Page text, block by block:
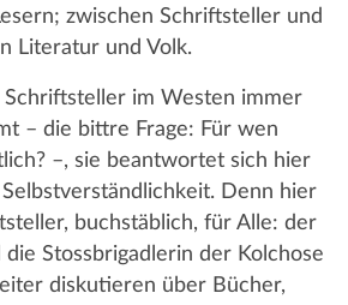
zwischen Schriftsteller und
Literatur und Volk.
Schriftsteller im Westen immer
– die bittre Frage: Für wen
–, sie beantwortet sich hier
Denn hier
buchstäblich, für Alle: der
die Stossbrigadlerin der Kolchose
diskutieren über Bücher,